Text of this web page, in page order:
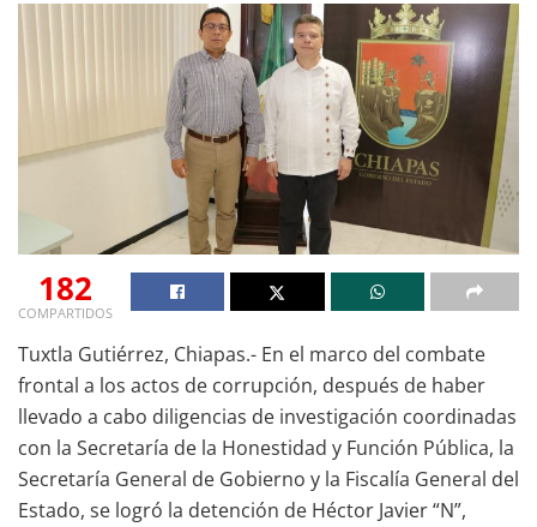
182
COMPARTIDOS
Tuxtla Gutiérrez, Chiapas.- En el marco del combate
frontal a los actos de corrupción, después de haber
llevado a cabo diligencias de investigación coordinadas
con la Secretaría de la Honestidad y Función Pública, la
Secretaría General de Gobierno y la Fiscalía General del
Estado, se logró la detención de Héctor Javier “N”,